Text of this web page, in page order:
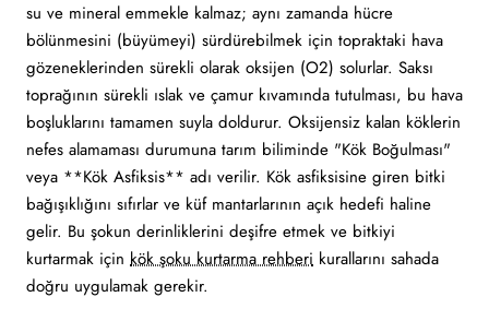
su ve mineral emmekle kalmaz; aynı zamanda hücre
bölünmesini (büyümeyi) sürdürebilmek için topraktaki hava
gözeneklerinden sürekli olarak oksijen (O2) solurlar. Saksı
toprağının sürekli ıslak ve çamur kıvamında tutulması, bu hava
boşluklarını tamamen suyla doldurur. Oksijensiz kalan köklerin
nefes alamaması durumuna tarım biliminde "Kök Boğulması"
veya **Kök Asfiksis** adı verilir. Kök asfiksisine giren bitki
bağışıklığını sıfırlar ve küf mantarlarının açık hedefi haline
gelir. Bu şokun derinliklerini deşifre etmek ve bitkiyi
kurtarmak için kök şoku kurtarma rehberi kurallarını sahada
doğru uygulamak gerekir.